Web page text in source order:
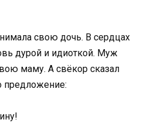
свою дочь. В сердцах
дурой и идиоткой. Муж
маму. А свёкор сказал
предложение: